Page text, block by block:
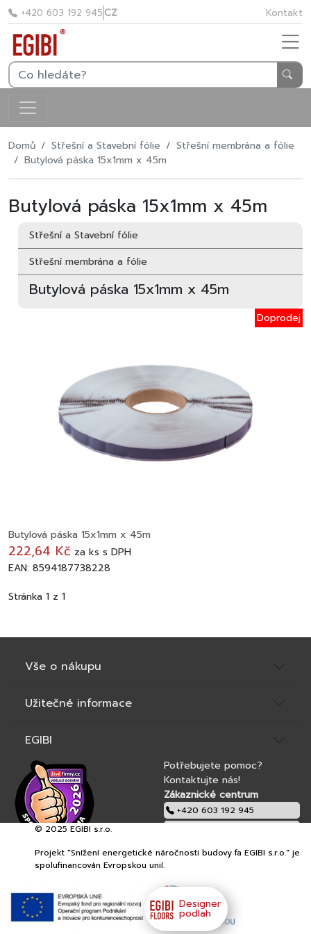
+420 603 192 945CZ Kontakt
Domů Střešní a Stavební fólie
Střešní membrána a fólie
Butylová páska 15x1mm x 45m
Butylová páska 15x1mm x 45m
Střešní a Stavební fólie
Střešní membrána a fólie
Butylová páska 15x1mm x 45m
Doprodej
Butylová páska 15x1mm x 45m
222,64 Kč za ks s DPH
EAN: 8594187738228
Stránka 1 z 1
Vše o nákupu
Užitečné informace
EGIBI
Potřebujete pomoc?
Kontaktujte nás!
Zákaznické centrum
+420 603 192 945
EGIBI s.r.o.
© 2025 EGIBI s.r.o.
Projekt "Snížení energetické náročnosti budovy fa EGIBI s.r.o." je
spolufinancován Evropskou unií.
Designer
podlah